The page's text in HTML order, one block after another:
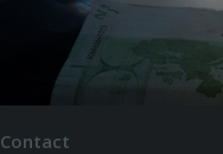
Contact